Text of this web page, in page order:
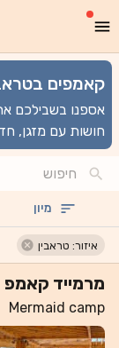
קאמפים
אספנו בשבילכם
חושות עם מזגן,
מיון
איזור: טראבין
מרמייד קאמפ
Mermaid camp